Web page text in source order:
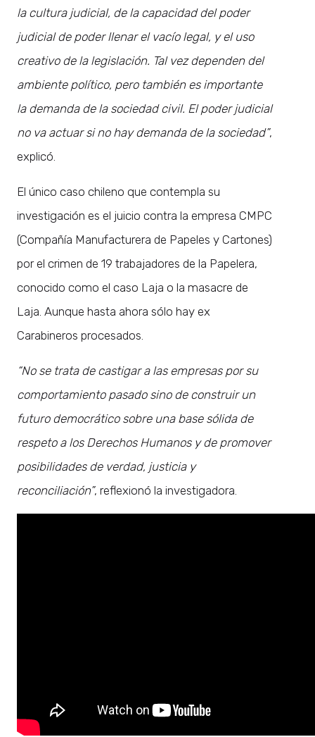
la cultura judicial, de la capacidad del poder
judicial de poder llenar el vacío legal, y el uso
creativo de la legislación. Tal vez dependen del
ambiente político, pero también es importante
la demanda de la sociedad civil. El poder judicial
no va actuar si no hay demanda de la sociedad”,
explicó.
El único caso chileno que contempla su
investigación es el juicio contra la empresa CMPC
(Compañía Manufacturera de Papeles y Cartones)
por el crimen de 19 trabajadores de la Papelera,
conocido como el caso Laja o la masacre de
Laja. Aunque hasta ahora sólo hay ex
Carabineros procesados.
“No se trata de castigar a las empresas por su
comportamiento pasado sino de construir un
futuro democrático sobre una base sólida de
respeto a los Derechos Humanos y de promover
posibilidades de verdad, justicia y
reconciliación”, reflexionó la investigadora.